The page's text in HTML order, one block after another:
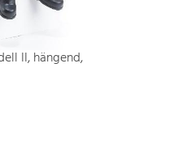
II, hängend,